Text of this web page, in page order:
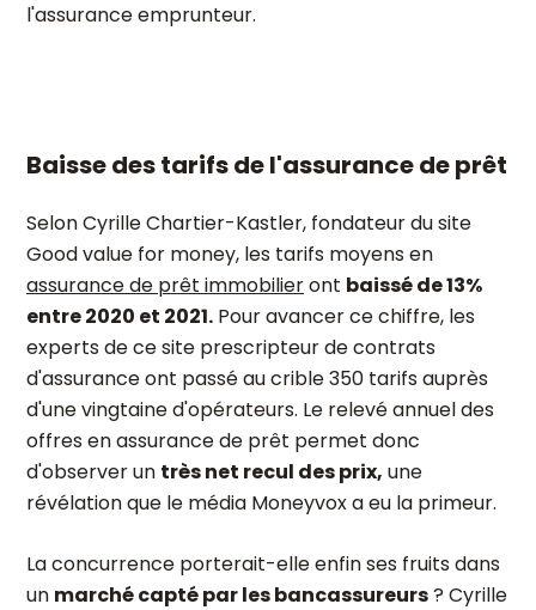
l'assurance emprunteur.
Baisse des tarifs de l'assurance de prêt
Selon Cyrille Chartier-Kastler, fondateur du site
Good value for money, les tarifs moyens en
assurance de prêt immobilieront baissé de 13%
entre 2020 et 2021. Pour avancer ce chiffre, les
experts de ce site prescripteur de contrats
d'assurance ont passé au crible 350 tarifs auprès
d'une vingtaine d'opérateurs. Le relevé annuel des
offres en assurance de prêt permet donc
d'observer un très net recul des prix, une
révélation que le média Moneyvox a eu la primeur.
La concurrence porterait-elle enfin ses fruits dans
un marché capté par les bancassureurs? Cyrille